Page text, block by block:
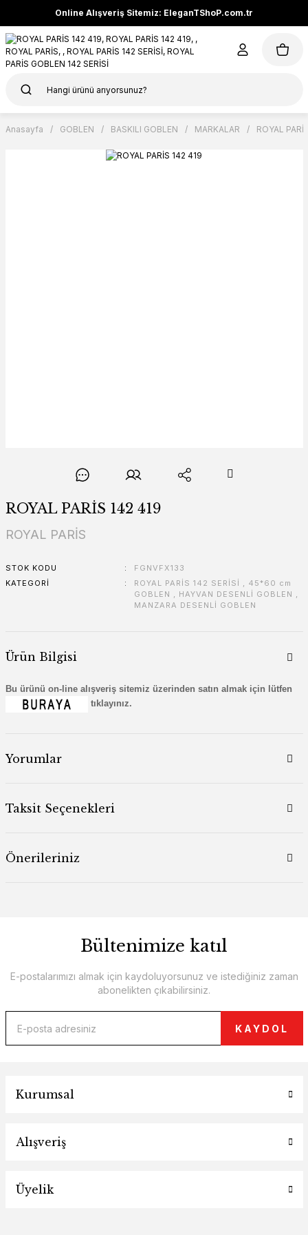
Online Alışveriş Sitemiz: EleganTShoP.com.tr
Anasayfa GOBLEN BASKILI GOBLEN MARKALAR ROYAL
ROYAL PARİS 142 419
ROYAL PARİS
STOK KODU
FGNVFX133
KATEGORI
ROYAL PARİS 142 SERİSİ , 45*60 cm
GOBLEN , HAYVAN DESENLİ GOBLEN ,
MANZARA DESENLİ GOBLEN
Ürün Bilgisi
Bu ürünü on-line alışveriş sitemiz üzerinden satın almak için lütfen
tıklayınız.
Yorumlar
Taksit Seçenekleri
Önerileriniz
Bültenimize katıl
E-postalarımızı almak için kaydoluyorsunuz ve istediğiniz zaman
abonelikten çıkabilirsiniz.
KAYDOL
Kurumsal
Alışveriş
Üyelik